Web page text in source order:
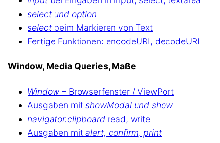
select und option
select beim Markieren von Text
Fertige Funktionen: encodeURI, decodeURI
Window, Media Queries, Maße
Window – Browserfenster / ViewPort
Ausgaben mit showModal und show
navigator.clipboard read, write
Ausgaben mit alert, confirm, print